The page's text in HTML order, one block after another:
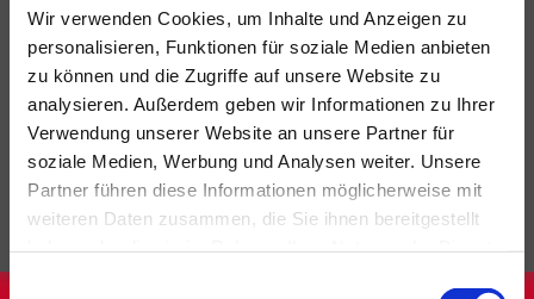
Wir verwenden Cookies, um Inhalte und Anzeigen zu
personalisieren, Funktionen für soziale Medien anbieten
zu können und die Zugriffe auf unsere Website zu
analysieren. Außerdem geben wir Informationen zu Ihrer
Verwendung unserer Website an unsere Partner für
soziale Medien, Werbung und Analysen weiter. Unsere
Partner führen diese Informationen möglicherweise mit
weiteren Daten zusammen, die Sie ihnen bereitgestellt
Einwilligungsauswahl
Gesamtanlage
Chlorgasüberwachung
Personennotrufe
Einfache, intuitive und hochfunktionale Bademeister-
Bedientableaus